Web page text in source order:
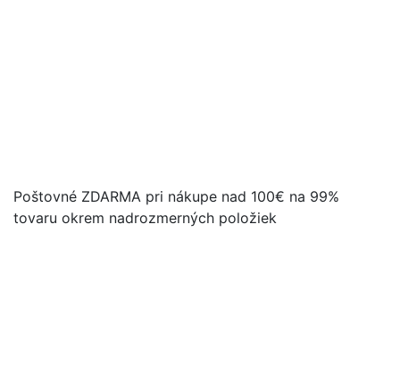
Poštovné ZDARMA pri nákupe nad 100€ na 99%
tovaru okrem nadrozmerných položiek